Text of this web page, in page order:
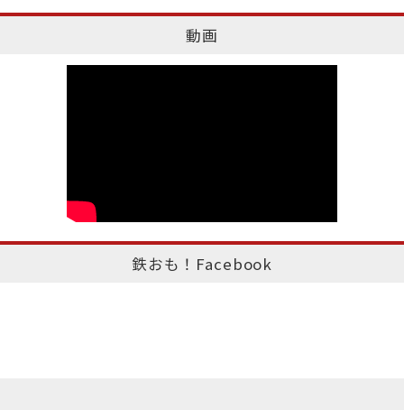
動画
鉄おも！Facebook